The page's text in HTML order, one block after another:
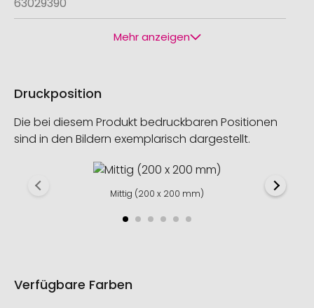
63029390
Mehr anzeigen
Druckposition
Die bei diesem Produkt bedruckbaren Positionen
sind in den Bildern exemplarisch dargestellt.
Mittig (200 x 200 mm)
Verfügbare Farben